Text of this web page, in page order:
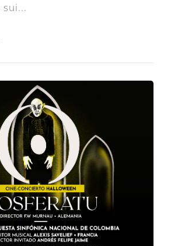
sui...